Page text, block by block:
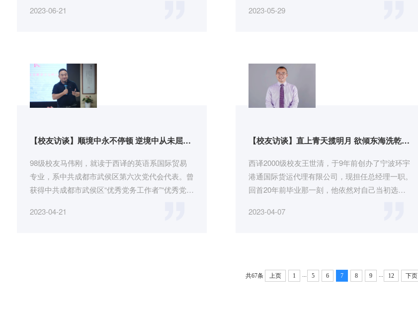
2023-06-21
2023-05-29
【校友访谈】顺境中永不停顿 逆境中从未屈服
98级校友马伟刚，就读于西译的英语系国际贸易
专业，系中共成都市武侯区第六次党代会代表。曾
获得中共成都市武侯区“优秀党务工作者”“优秀党支
2023-04-21
【校友访谈】直上青天揽明月 欲倾东海洗乾坤
经理王世清
西译2000级校友王世清，于9年前创办了宁波环宇
港通国际货运代理有限公司，现担任总经理一职。
回首20年前毕业那一刻，他依然对自己当初选择
2023-04-07
共67条 上页 1 ... 5 6 7 8 9 ... 12 下页